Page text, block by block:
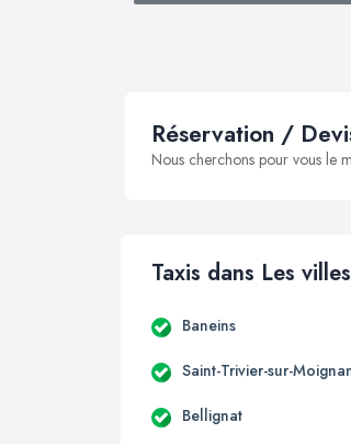
Réservation /
Nous cherchons pour vous le
Taxis dans Les
Baneins
Saint-Trivier-sur-
Bellignat